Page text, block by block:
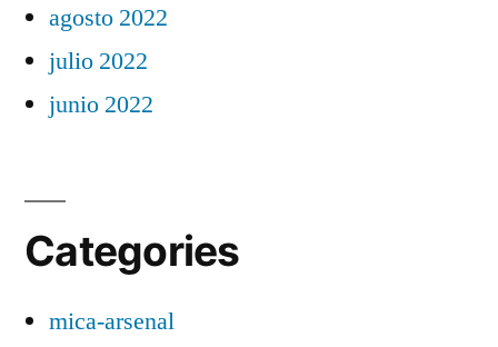
agosto 2022
julio 2022
junio 2022
Categories
mica-arsenal